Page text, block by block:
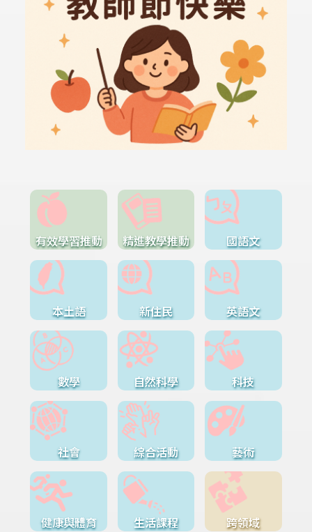
有效學習推動 精進教學推動 國語文
本土語 新住民 英語文
數學 自然科學 科技
社會 綜合活動 藝術
健康與體育 生活課程 跨領域